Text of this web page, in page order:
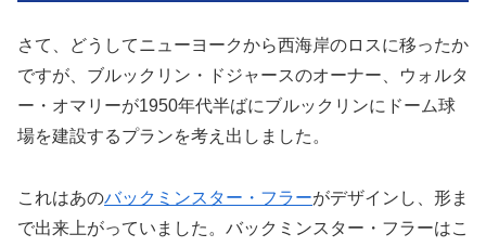
さて、どうしてニューヨークから西海岸のロスに移ったか
ですが、ブルックリン・ドジャースのオーナー、ウォルタ
ー・オマリーが1950年代半ばにブルックリンにドーム球
場を建設するプランを考え出しました。
これはあのバックミンスター・フラーがデザインし、形ま
で出来上がっていました。バックミンスター・フラーはこ